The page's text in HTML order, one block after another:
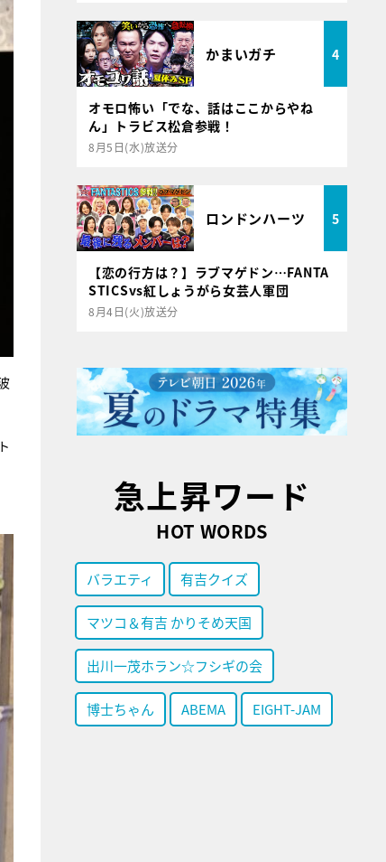
かまいガチ 4
オモロ怖い「でな、話はここからやね
ん」トラビス松倉参戦！
8月5日(水)放送分
ロンドンハーツ 5
【恋の行方は？】ラブマゲドン…FANTA
STICSvs紅しょうがら女芸人軍団
8月4日(火)放送分
急上昇ワード
HOT WORDS
バラエティ 有吉クイズ
マツコ＆有吉 かりそめ天国
出川一茂ホラン☆フシギの会
博士ちゃん ABEMA EIGHT-JAM